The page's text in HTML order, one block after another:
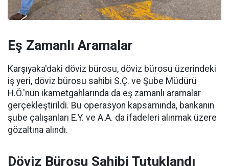
Eş Zamanlı Aramalar
Karşıyaka'daki döviz bürosu, döviz bürosu üzerindeki
iş yeri, döviz bürosu sahibi S.Ç. ve Şube Müdürü
H.Ö.'nün ikametgahlarında da eş zamanlı aramalar
gerçekleştirildi. Bu operasyon kapsamında, bankanın
şube çalışanları E.Y. ve A.A. da ifadeleri alınmak üzere
gözaltına alındı.
Döviz Bürosu Sahibi Tutuklandı